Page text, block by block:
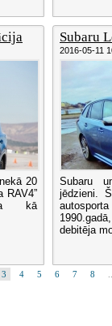
20
RAV4”
kā
Subaru
2016-05-11
Subaru
jēdzieni.
debitēja
3 4 5 6 7 8